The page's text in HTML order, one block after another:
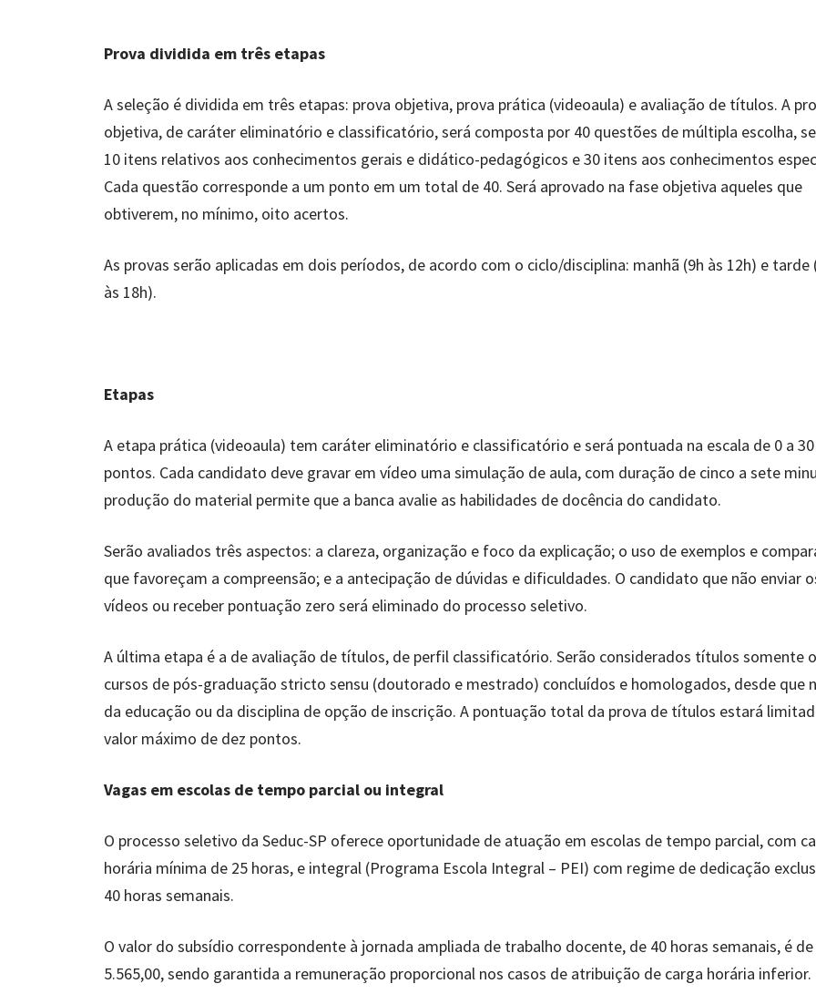
Prova dividida em três etapas
A seleção é dividida em três etapas: prova objetiva, prova prática (videoaula) e avaliação de títulos. A
objetiva, de caráter eliminatório e classificatório, será composta por 40 questões de múltipla escolha,
10 itens relativos aos conhecimentos gerais e didático-pedagógicos e 30 itens aos conhecimentos
Cada questão corresponde a um ponto em um total de 40. Será aprovado na fase objetiva aqueles que
obtiverem, no mínimo, oito acertos.
As provas serão aplicadas em dois períodos, de acordo com o ciclo/disciplina: manhã (9h às 12h) e tarde
às 18h).
Etapas
A etapa prática (videoaula) tem caráter eliminatório e classificatório e será pontuada na escala de 0 a 30
pontos. Cada candidato deve gravar em vídeo uma simulação de aula, com duração de cinco a sete
produção do material permite que a banca avalie as habilidades de docência do candidato.
Serão avaliados três aspectos: a clareza, organização e foco da explicação; o uso de exemplos e
que favoreçam a compreensão; e a antecipação de dúvidas e dificuldades. O candidato que não enviar
vídeos ou receber pontuação zero será eliminado do processo seletivo.
A última etapa é a de avaliação de títulos, de perfil classificatório. Serão considerados títulos somente
cursos de pós-graduação stricto sensu (doutorado e mestrado) concluídos e homologados, desde que
da educação ou da disciplina de opção de inscrição. A pontuação total da prova de títulos estará
valor máximo de dez pontos.
Vagas em escolas de tempo parcial ou integral
O processo seletivo da Seduc-SP oferece oportunidade de atuação em escolas de tempo parcial, com
horária mínima de 25 horas, e integral (Programa Escola Integral – PEI) com regime de dedicação
40 horas semanais.
O valor do subsídio correspondente à jornada ampliada de trabalho docente, de 40 horas semanais, é de
5.565,00, sendo garantida a remuneração proporcional nos casos de atribuição de carga horária inferior.